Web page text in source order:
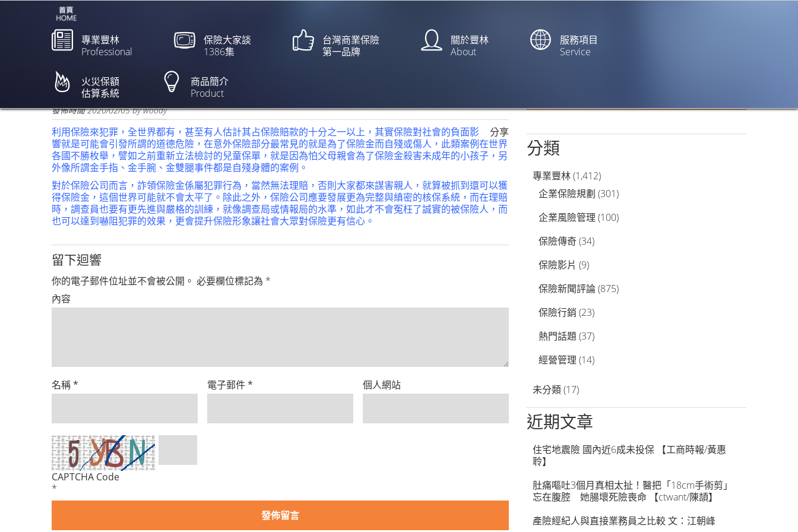
專業豐林
Professional
保險大家談
1386集
台灣商業保險
第一品牌
關於豐林
About
服務項目
Service
火災保額
估算系統
商品簡介
Product
瑜】
欲閱讀全文請點上列新聞標題
發佈時間2020/02/05bywoody
分享
利用保險來犯罪，全世界都有，甚至有人估計其占保險賠款的十分之一以上，其實保險對社會的負面影
響就是可能會引發所謂的道德危險，在意外保險部分最常見的就是為了保險金而自殘或傷人，此類案例在世界
各國不勝枚舉，譬如之前重新立法檢討的兒童保單，就是因為怕父母親會為了保險金殺害未成年的小孩子，另
外像所謂金手指、金手腕、金雙腿事件都是自殘身體的案例。
對於保險公司而言，詐領保險金係屬犯罪行為，當然無法理賠，否則大家都來謀害親人，就算被抓到還可以獲
得保險金，這個世界可能就不會太平了。除此之外，保險公司應要發展更為完整與縝密的核保系統，而在理賠
時，調查員也要有更先進與嚴格的訓練，就像調查局或情報局的水準，如此才不會冤枉了誠實的被保險人，而
也可以達到嚇阻犯罪的效果，更會提升保險形象讓社會大眾對保險更有信心。
留下迴響
你的電子郵件位址並不會被公開。 必要欄位標記為 *
內容
名稱* 電子郵件* 個人網站
CAPTCHA Code
*
分類
專業豐林(1,412)
企業保險規劃 (301)
企業風險管理 (100)
保險傳奇(34)
保險影片 (9)
保險新聞評論(875)
保險行銷 (23)
熱門話題(37)
經營管理 (14)
未分類(17)
近期文章
住宅地震險 國內近6成未投保 【工商時報/黃惠
聆】
肚痛嘔吐3個月真相太扯！醫把「18cm手術剪」
忘在腹腔 她腸壞死險喪命 【ctwant/陳頡】
產險經紀人與直接業務員之比較 文：江朝峰